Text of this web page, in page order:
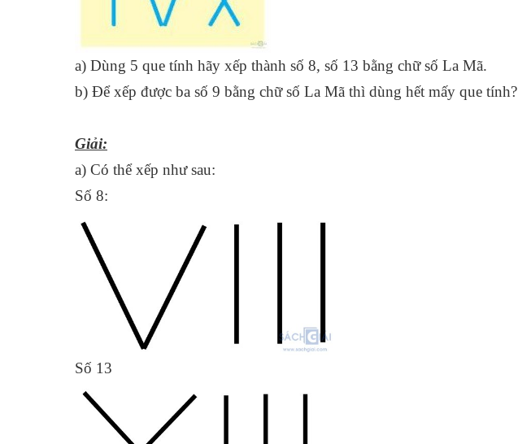
a) Dùng 5 que tính hãy xếp thành số 8, số 13 bằng chữ số La Mã.
b) Để xếp được ba số 9 bằng chữ số La Mã thì dùng hết mấy que tính?
Giải:
a) Có thể xếp như sau:
Số 8:
Số 13